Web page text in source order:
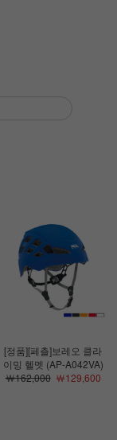
[정품][페츨]보레오 클라
이밍 헬멧 (AP-A042VA)
￦162,000￦129,600